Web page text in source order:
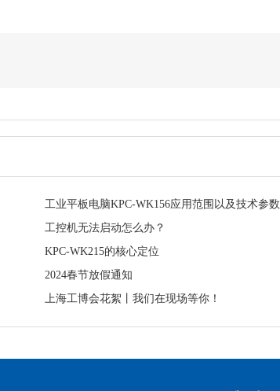
工业平板电脑KPC-WK156应用范围以及技术参数
工控机无法启动怎么办？
KPC-WK215的核心定位
2024春节放假通知
上海工博会花絮丨我们在现场等你！